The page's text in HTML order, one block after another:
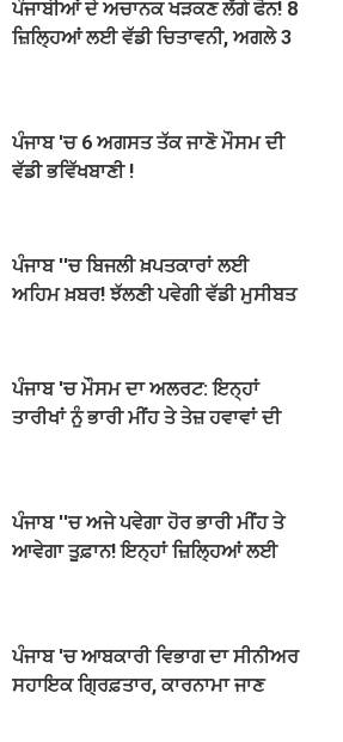
ਪੰਜਾਬੀਆਂ ਦੇ ਅਚਾਨਕ ਖੜਕਣ ਲੱਗੇ ਫੋਨ! 8
ਜ਼ਿਲ੍ਹਿਆਂ ਲਈ ਵੱਡੀ ਚਿਤਾਵਨੀ, ਅਗਲੇ 3
ਪੰਜਾਬ 'ਚ 6 ਅਗਸਤ ਤੱਕ ਜਾਣੋ ਮੌਸਮ ਦੀ
ਵੱਡੀ ਭਵਿੱਖਬਾਣੀ !
ਪੰਜਾਬ ''ਚ ਬਿਜਲੀ ਖ਼ਪਤਕਾਰਾਂ ਲਈ
ਅਹਿਮ ਖ਼ਬਰ! ਝੱਲਣੀ ਪਵੇਗੀ ਵੱਡੀ ਮੁਸੀਬਤ
ਪੰਜਾਬ 'ਚ ਮੌਸਮ ਦਾ ਅਲਰਟ: ਇਨ੍ਹਾਂ
ਤਾਰੀਖਾਂ ਨੂੰ ਭਾਰੀ ਮੀਂਹ ਤੇ ਤੇਜ਼ ਹਵਾਵਾਂ ਦੀ
ਪੰਜਾਬ ''ਚ ਅਜੇ ਪਵੇਗਾ ਹੋਰ ਭਾਰੀ ਮੀਂਹ ਤੇ
ਆਵੇਗਾ ਤੂਫ਼ਾਨ! ਇਨ੍ਹਾਂ ਜ਼ਿਲ੍ਹਿਆਂ ਲਈ
ਪੰਜਾਬ 'ਚ ਆਬਕਾਰੀ ਵਿਭਾਗ ਦਾ ਸੀਨੀਅਰ
ਸਹਾਇਕ ਗ੍ਰਿਫ਼ਤਾਰ, ਕਾਰਨਾਮਾ ਜਾਣ